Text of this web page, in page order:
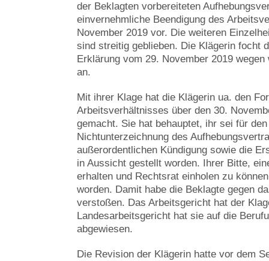
der Beklagten vorbereiteten
einvernehmliche Beendigung des
November 2019 vor. Die weiteren
sind streitig geblieben. Die Klägerin focht
Erklärung vom 29. November 2019
an.
Mit ihrer Klage hat die Klägerin ua. den
Arbeitsverhältnisses über den 30.
gemacht. Sie hat behauptet, ihr sei für
Nichtunterzeichnung des
außerordentlichen Kündigung sowie die
in Aussicht gestellt worden. Ihrer Bitte,
erhalten und Rechtsrat einholen zu
worden. Damit habe die Beklagte gegen
verstoßen. Das Arbeitsgericht hat der
Landesarbeitsgericht hat sie auf die
abgewiesen.
Die Revision der Klägerin hatte vor dem